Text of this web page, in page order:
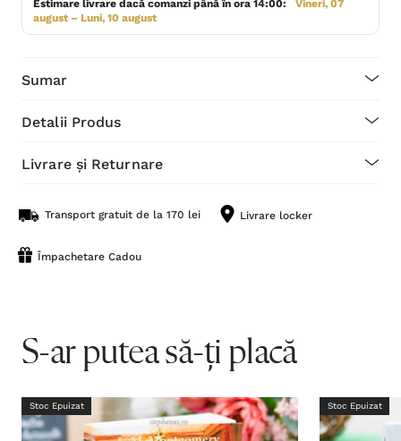
Estimare livrare dacă comanzi până în ora 14:00:
Vineri, 07
august – Luni, 10 august
Sumar
Detalii Produs
Livrare și Returnare
Transport gratuit de la 170 lei Livrare locker
Împachetare Cadou
S-ar putea să-ți placă
Stoc Epuizat Stoc Epuizat